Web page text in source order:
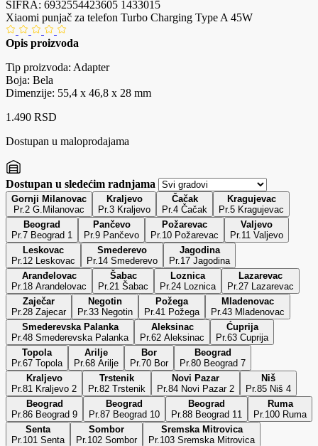
ŠIFRA: 6932554423605 1433015
Xiaomi punjač za telefon Turbo Charging Type A 45W
Opis proizvoda
Tip proizvoda: Adapter
Boja: Bela
Dimenzije: 55,4 x 46,8 x 28 mm
1.490 RSD
Dostupan u maloprodajama
Dostupan u sledećim radnjama
Gornji Milanovac
Pr.2 G.Milanovac
Kraljevo
Pr.3 Kraljevo
Čačak
Pr.4 Čačak
Kragujevac
Pr.5 Kragujevac
Beograd
Pr.7 Beograd 1
Pančevo
Pr.9 Pančevo
Požarevac
Pr.10 Požarevac
Valjevo
Pr.11 Valjevo
Leskovac
Pr.12 Leskovac
Smederevo
Pr.14 Smederevo
Jagodina
Pr.17 Jagodina
Aranđelovac
Pr.18 Arandelovac
Šabac
Pr.21 Šabac
Loznica
Pr.24 Loznica
Lazarevac
Pr.27 Lazarevac
Zaječar
Pr.28 Zajecar
Negotin
Pr.33 Negotin
Požega
Pr.41 Požega
Mladenovac
Pr.43 Mladenovac
Smederevska Palanka
Pr.48 Smederevska Palanka
Aleksinac
Pr.62 Aleksinac
Ćuprija
Pr.63 Cuprija
Topola
Pr.67 Topola
Arilje
Pr.68 Arilje
Bor
Pr.70 Bor
Beograd
Pr.80 Beograd 7
Kraljevo
Pr.81 Kraljevo 2
Trstenik
Pr.82 Trstenik
Novi Pazar
Pr.84 Novi Pazar 2
Niš
Pr.85 Niš 4
Beograd
Pr.86 Beograd 9
Beograd
Pr.87 Beograd 10
Beograd
Pr.88 Beograd 11
Ruma
Pr.100 Ruma
Senta
Pr.101 Senta
Sombor
Pr.102 Sombor
Sremska Mitrovica
Pr.103 Sremska Mitrovica